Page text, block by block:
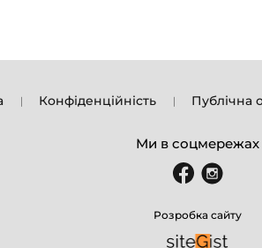
Конфіденційність Публічна
Ми в соцмережах
Розробка сайту